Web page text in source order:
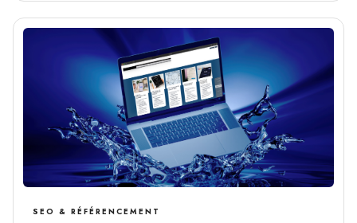
SEO & RÉFÉRENCEMENT